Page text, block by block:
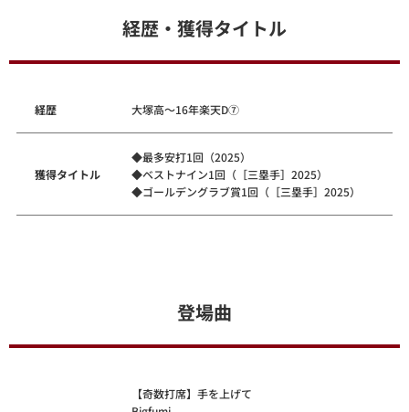
経歴・獲得タイトル
経歴 大塚高～16年楽天D⑦
獲得タイトル
◆最多安打1回（2025）
◆ベストナイン1回（［三塁手］2025）
◆ゴールデングラブ賞1回（［三塁手］2025）
登場曲
【奇数打席】手を上げて